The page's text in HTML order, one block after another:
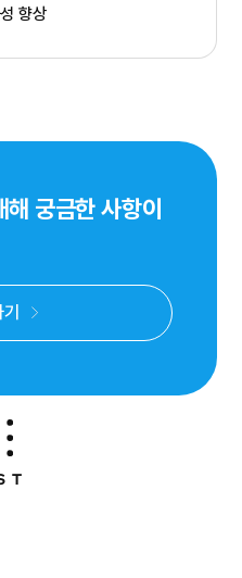
향상
궁금한 사항이